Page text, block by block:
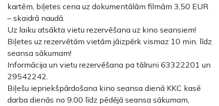
kartēm, biļetes cena uz dokumentālām filmām 3,50 EUR
– skaidrā naudā.
Uz laiku atsākta vietu rezervēšana uz kino seansiem!
Biļetes uz rezervētām vietām jāizpērk vismaz 10 min. līdz
seansa sākumam!
Informācija un vietu rezervēšana pa tālruni 63322201 un
29542242.
Biļešu iepriekšpārdošana kino seansa dienā KKC kasē
darba dienās no 9.00 līdz pēdējā seansa sākumam,